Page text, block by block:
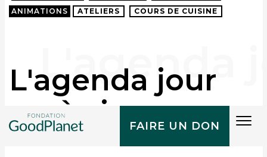
FAIRE UN DON
ANIMATIONS
ATELIERS COURS DE CUISINE
L'agenda jour
après jour